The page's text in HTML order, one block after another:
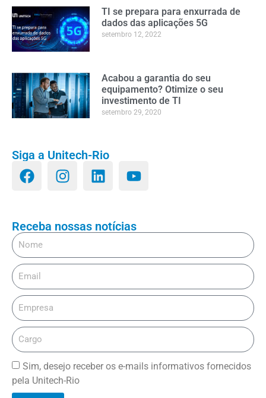
TI se prepara para enxurrada de
dados das aplicações 5G
setembro 12, 2022
Acabou a garantia do seu
equipamento? Otimize o seu
investimento de TI
setembro 29, 2020
Siga a Unitech-Rio
Receba nossas notícias
Sim, desejo receber os e-mails informativos fornecidos
pela Unitech-Rio